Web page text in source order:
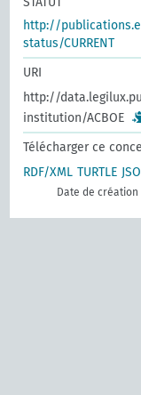
http://
status/CURRENT
URI
http://
institution/ACBOE
Télécharger ce
RDF/XML TURTLE
Date de